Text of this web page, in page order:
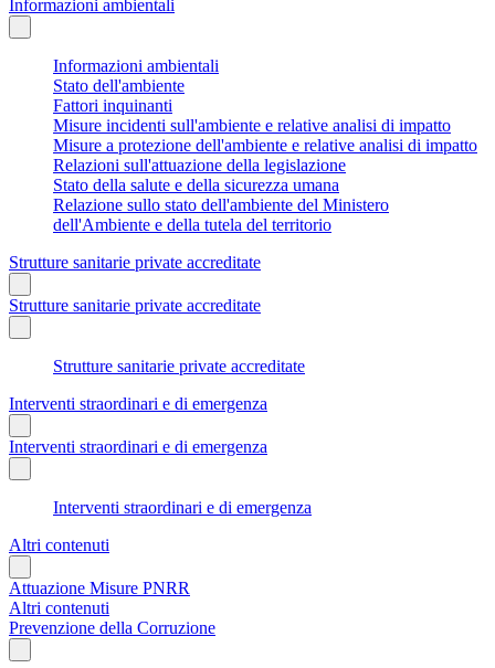
Informazioni ambientali
Informazioni ambientali
Stato dell'ambiente
Fattori inquinanti
Misure incidenti sull'ambiente e relative analisi di impatto
Misure a protezione dell'ambiente e relative analisi di impatto
Relazioni sull'attuazione della legislazione
Stato della salute e della sicurezza umana
Relazione sullo stato dell'ambiente del Ministero
dell'Ambiente e della tutela del territorio
Strutture sanitarie private accreditate
Strutture sanitarie private accreditate
Strutture sanitarie private accreditate
Interventi straordinari e di emergenza
Interventi straordinari e di emergenza
Interventi straordinari e di emergenza
Altri contenuti
Attuazione Misure PNRR
Altri contenuti
Prevenzione della Corruzione